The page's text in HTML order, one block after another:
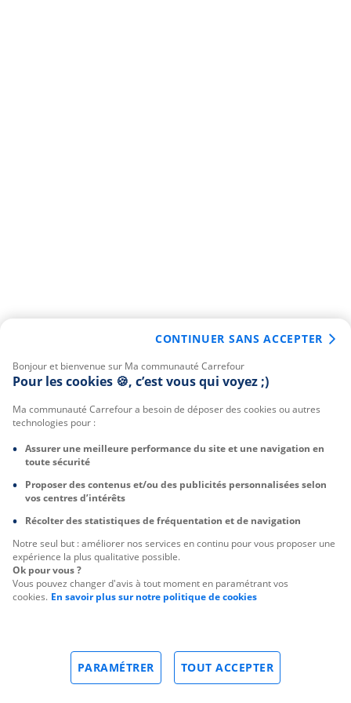
Bonjour et bienvenue sur Ma communauté Carrefour
Pour les cookies 🍪, c’est vous qui voyez ;)
Ma communauté Carrefour a besoin de déposer des cookies ou autres
technologies pour :
Assurer une meilleure performance du site et une navigation en
toute sécurité
Proposer des contenus et/ou des publicités personnalisées selon
vos centres d’intérêts
Récolter des statistiques de fréquentation et de navigation
Notre seul but : améliorer nos services en continu pour vous proposer une
expérience la plus qualitative possible.
Ok pour vous ?
Vous pouvez changer d'avis à tout moment en paramétrant vos
cookies. En savoir plus sur notre politique de cookies
TOUT ACCEPTER
PARAMÉTRER
CONTINUER SANS ACCEPTER